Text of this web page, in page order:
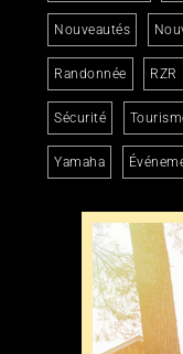
Nouveautés
Randonnée RZR
Sécurité
Yamaha